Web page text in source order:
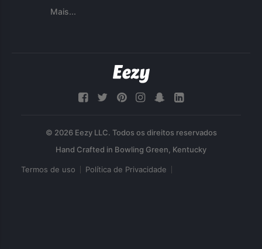
Mais...
© 2026 Eezy LLC. Todos os direitos reservados
Termos de uso Política de Privacidade